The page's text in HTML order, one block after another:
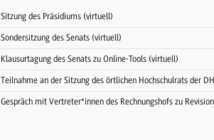
Sitzung des Präsidiums (virtuell)
Sondersitzung des Senats (virtuell)
Klausurtagung des Senats zu Online-Tools (virtuell)
Teilnahme an der Sitzung des örtlichen Hochschulrats der
Gespräch mit Vertreter*innen des Rechnungshofs zu